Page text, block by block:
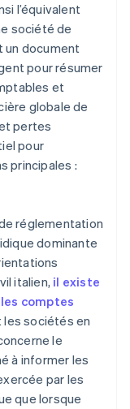
l’équivalent
société de
un document
pour résumer
et
globale de
pertes
pour
principales :
réglementation
dominante
italien, il existe
comptes
sociétés en
le
à informer les
par les
que lorsque